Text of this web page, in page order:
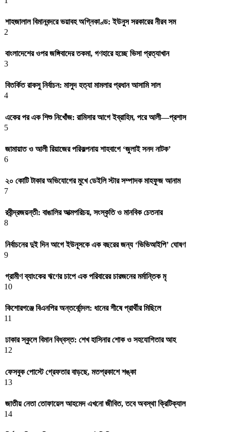
শাহজালাল বিমানবন্দরে ভয়াবহ অগ্নিকাণ্ড: ইউনুস সরকারের নীরব সম
2
বাংলাদেশের ওপর জঙ্গিবাদের তকমা, গণহারে হচ্ছে ভিসা প্রত্যাখান
3
বিতর্কিত রাকসু নির্বাচন: মাসুদ হত্যা মামলার প্রধান আসামি সাল
4
একের পর এক শিশু নিখোঁজ: রামিসার আগে ইব্রাহিম, পরে আলী—প্রশাস
5
জামায়াত ও আলী রিয়াজের পরিকল্পনায় শাহবাগে ‘জুলাই সনদ নাটক’
6
২০ কোটি টাকার অভিযোগের মুখে ডেইলি স্টার সম্পাদক মাহফুজ আনাম
7
রবীন্দ্রজয়ন্তী: বাঙালির আত্মপরিচয়, সংস্কৃতি ও মানবিক চেতনার
8
নির্বাচনের দুই দিন আগে ইউনূসকে এক বছরের জন্য ‘ভিভিআইপি’ ঘোষণ
9
গ্রামীণ ব্যাংকের ঋণের চাপে এক পরিবারের চারজনের মর্মান্তিক মৃ
10
কিশোরগঞ্জে বিএনপির অন্তর্কোন্দল: ধানের শীষে প্রার্থীর মিছিলে
11
ঢাকার স্কুলে বিমান বিধ্বস্ত: শেখ হাসিনার শোক ও সহযোগিতার আহ
12
ফেসবুক পোস্টে গ্রেফতার বাড়ছে, মতপ্রকাশে শঙ্কা
13
জাতীয় নেতা তোফায়েল আহমেদ এখনো জীবিত, তবে অবস্থা ক্রিটিক্যাল
14